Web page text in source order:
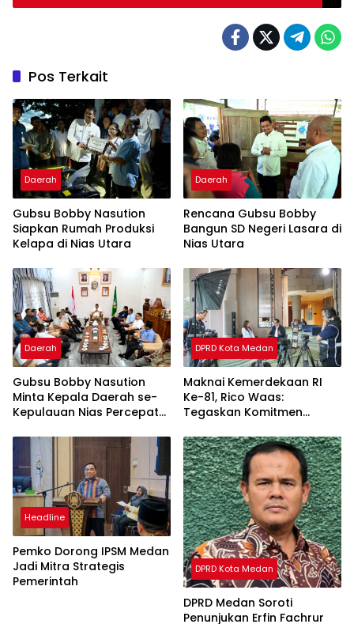
Pos Terkait
Daerah
Gubsu Bobby Nasution
Siapkan Rumah Produksi
Kelapa di Nias Utara
Daerah
Rencana Gubsu Bobby
Bangun SD Negeri Lasara di
Nias Utara
Daerah
Gubsu Bobby Nasution
Minta Kepala Daerah se-
Kepulauan Nias Percepat
DPRD Kota Medan
Maknai Kemerdekaan RI
Ke-81, Rico Waas:
Tegaskan Komitmen
Headline
Pemko Dorong IPSM Medan
Jadi Mitra Strategis
Pemerintah
DPRD Kota Medan
DPRD Medan Soroti
Penunjukan Erfin Fachrur